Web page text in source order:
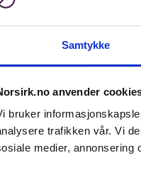
Samtykke
anvender
bruker
trafikken vår. Vi
medier, annonsering
her
som har en
og
Stig Ervik som er
fjor navn fra
års
hos oss får